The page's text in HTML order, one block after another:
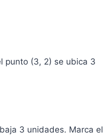
punto (3, 2) se ubica 3
3 unidades. Marca el